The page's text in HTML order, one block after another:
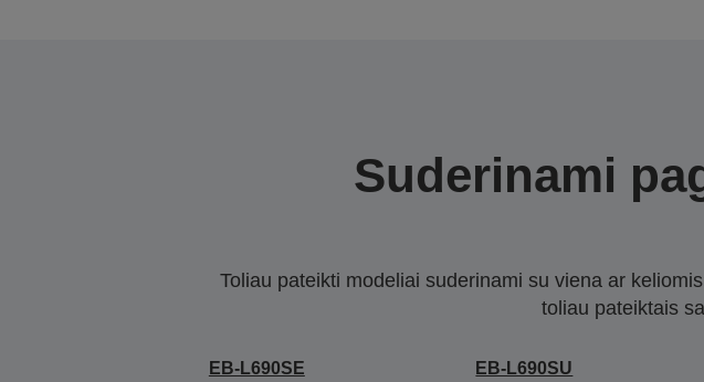
Suderinami
Toliau pateikti modeliai suderinami su viena ar
toliau pateiktais
EB-L690SE EB-L690SU